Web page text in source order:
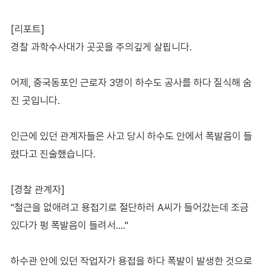
[리포트]
경찰 과학수사대가 곳곳을 주의깊게 살핍니다.
어제, 중국동포인 근로자 3명이 하수도 공사를 하다 질식해 숨
진 곳입니다.
인근에 있던 관계자들은 사고 당시 하수도 안에서 폭발음이 들
렸다고 진술했습니다.
[경찰 관계자]
"철근을 없애려고 용접기로 절단하러 A씨가 들어갔는데 조금
있다가 펑 폭발음이 들려서…."
하수관 안에 있던 작업자가 용접을 하다 폭발이 발생한 것으로